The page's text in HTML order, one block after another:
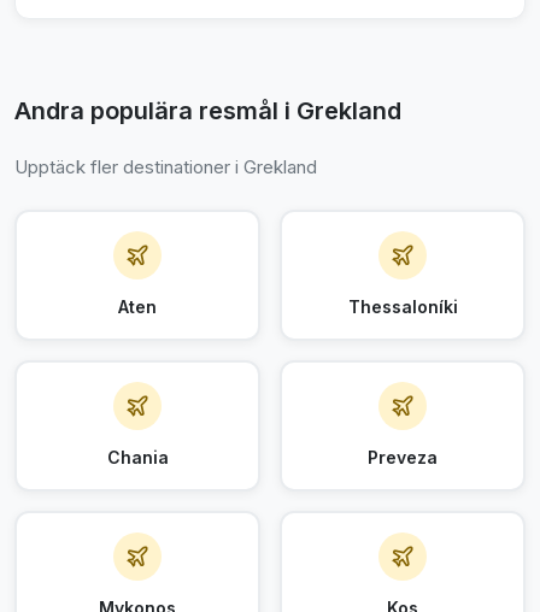
Andra populära resmål i Grekland
Upptäck fler destinationer i Grekland
Aten Thessaloníki
Chania Preveza
Mykonos Kos